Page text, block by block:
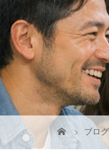
ブログ